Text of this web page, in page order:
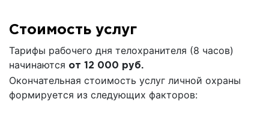
Стоимость услуг
Тарифы рабочего дня телохранителя (8 часов)
начинаются от 12 000 руб.
Окончательная стоимость услуг личной охраны
формируется из следующих факторов: